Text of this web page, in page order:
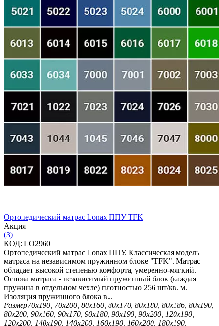
Ортопедический матрас Lonax ППУ TFK
Aкция
(3)
КОД: LO2960
Ортопедический матрас Lonax ППУ. Классическая модель
матраса на независимом пружинном блоке "TFK". Матрас
обладает высокой степенью комфорта, умеренно-мягкий.
Основа матраса - независимый пружинный блок (каждая
пружина в отдельном чехле) плотностью 256 шт/кв. м.
Изоляция пружинного блока в...
Размер70х190, 70х200, 80х160, 80х170, 80х180, 80х186, 80х190,
80х200, 90х160, 90х170, 90х180, 90х190, 90х200, 120х190,
120х200, 140х190, 140х200, 160х190, 160х200, 180х190,